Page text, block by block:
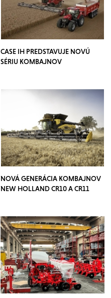
CASE IH PREDSTAVUJE NOVÚ
SÉRIU KOMBAJNOV
NOVÁ GENERÁCIA KOMBAJNOV
NEW HOLLAND CR10 A CR11